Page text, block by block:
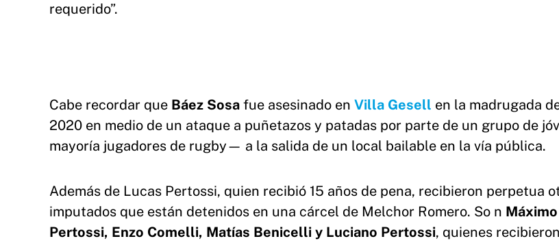
requerido”.
Cabe recordar que Báez Sosa fue asesinado en Villa Gesell en la madrugada
2020 en medio de un ataque a puñetazos y patadas por parte de un grupo de
mayoría jugadores de rugby— a la salida de un local bailable en la vía pública.
Además de Lucas Pertossi, quien recibió 15 años de pena, recibieron perpetua
imputados que están detenidos en una cárcel de Melchor Romero. So n
Pertossi, Enzo Comelli, Matías Benicelli y Luciano Pertossi, quienes